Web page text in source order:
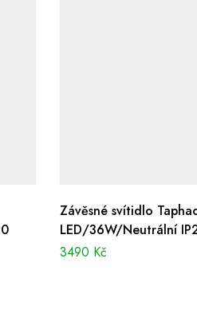
Závěsné svítidlo
LED/36W/Neutrální
3490 Kč